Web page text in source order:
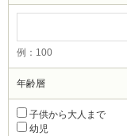
例：100
年齢層
子供から大人まで
幼児